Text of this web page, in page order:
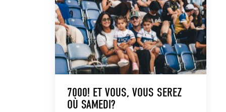
7000! ET VOUS, VOUS SEREZ
OÙ SAMEDI?